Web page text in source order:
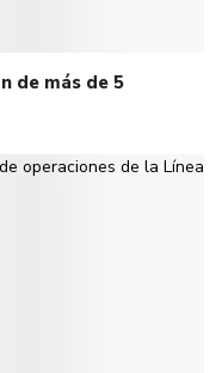
de más de 5